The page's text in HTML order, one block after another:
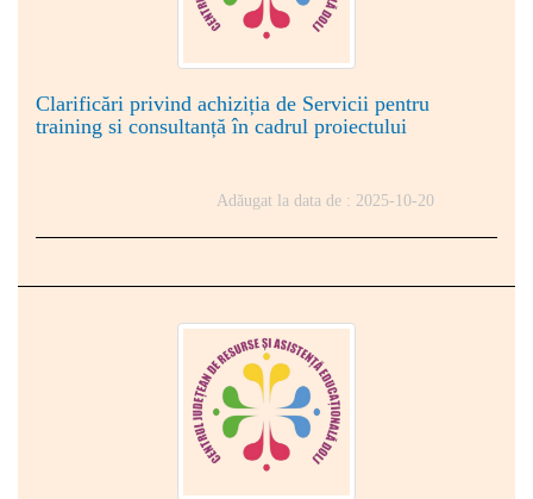
Clarificări privind achiziția de Servicii pentru
training si consultanță în cadrul proiectului
Adăugat la data de : 2025-10-20